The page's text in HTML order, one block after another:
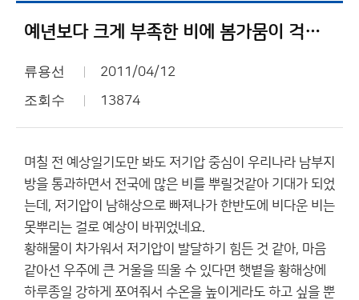
예년보다 크게 부족한 비에 봄가뭄이 걱정됩니다.
류용선 2011/04/12
조회수 13874
며칠 전 예상일기도만 봐도 저기압 중심이 우리나라 남부지
방을 통과하면서 전국에 많은 비를 뿌릴것같아 기대가 되었
는데, 저기압이 남해상으로 빠져나가 한반도에 비다운 비는
못뿌리는 걸로 예상이 바뀌었네요.
황해물이 차가워서 저기압이 발달하기 힘든 것 같아, 마음
같아선 우주에 큰 거울을 띄울 수 있다면 햇볕을 황해상에
하루종일 강하게 쪼여줘서 수온을 높이게라도 하고 싶을 뿐